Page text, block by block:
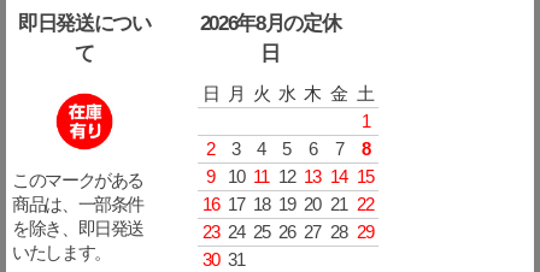
即日発送につい
て
このマークがある
商品は、一部条件
を除き、即日発送
いたします。
2026年8月の定休
日
日 月 火 水 木 金 土
1
2
3 4 5 6 7
8
9
10 11 12 13 14 15
16 17 18 19 20 21 22
23 24 25 26 27 28 29
30 31